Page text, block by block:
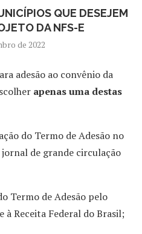
QUE DESEJEM
DA NFS-E
de 2022
adesão ao convênio da
apenas uma destas
do Termo de Adesão no
de grande circulação
Termo de Adesão pelo
Receita Federal do Brasil;